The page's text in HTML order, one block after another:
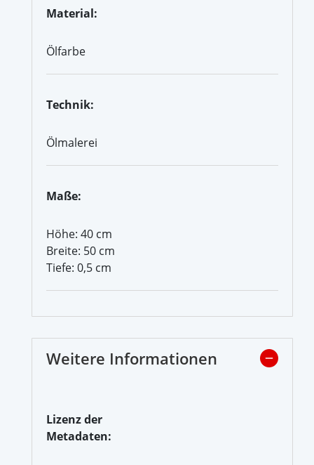
Material:
Ölfarbe
Technik:
Ölmalerei
Maße:
Höhe: 40 cm
Breite: 50 cm
Tiefe: 0,5 cm
Weitere Informationen
Lizenz der
Metadaten: